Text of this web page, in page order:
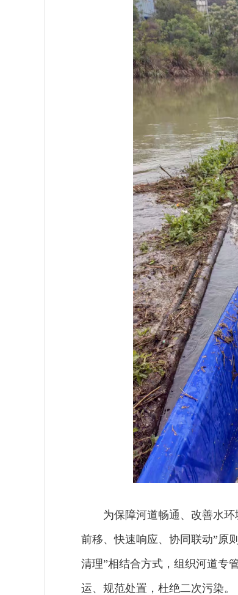
为保障河道畅通、改善水
前移、快速响应、协同联动”原
清理”相结合方式，组织河道专
运、规范处置，杜绝二次污染。